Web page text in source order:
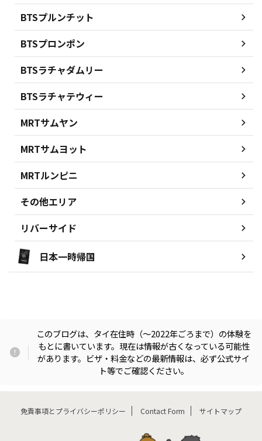
BTSプルンチット
BTSプロンポン
BTSラチャダムリー
BTSラチャテウィー
MRTサムヤン
MRTサムヨット
MRTルンピニ
その他エリア
リバーサイド
日本一時帰国
このブログは、タイ在住時（〜2022年ごろまで）の体験を
もとに書いています。現在は情報が古くなっている可能性
があります。ビザ・料金などの最新情報は、必ず公式サイ
ト等でご確認ください。
免責事項とプライバシーポリシー Contact Form サイトマップ